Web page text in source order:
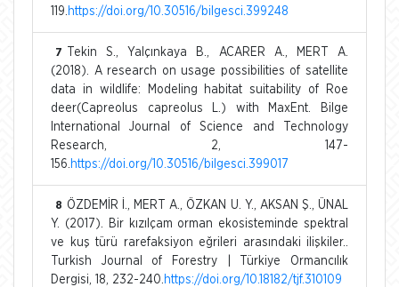
119. https://doi.org/10.30516/bilgesci.399248
7
Tekin S., Yalçınkaya B., ACARER A., MERT A.
(2018). A research on usage possibilities of satellite
data in wildlife: Modeling habitat suitability of Roe
deer(Capreolus capreolus L.) with MaxEnt. Bilge
International Journal of Science and Technology
Research, 2, 147-
156. https://doi.org/10.30516/bilgesci.399017
8 ÖZDEMİR İ., MERT A., ÖZKAN U. Y., AKSAN Ş., ÜNAL
Y. (2017). Bir kızılçam orman ekosisteminde spektral
ve kuş türü rarefaksiyon eğrileri arasındaki ilişkiler..
Turkish Journal of Forestry | Türkiye Ormancılık
Dergisi, 18, 232-240. https://doi.org/10.18182/tjf.310109